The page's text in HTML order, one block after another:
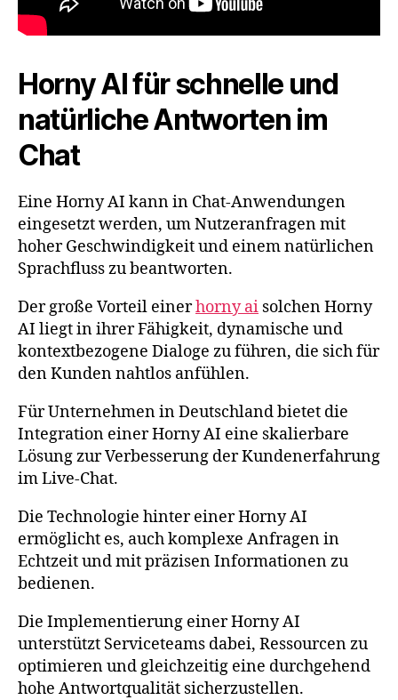
Horny AI für schnelle und
natürliche Antworten im
Chat
Eine Horny AI kann in Chat-Anwendungen
eingesetzt werden, um Nutzeranfragen mit
hoher Geschwindigkeit und einem natürlichen
Sprachfluss zu beantworten.
Der große Vorteil einerhorny ai solchen Horny
AI liegt in ihrer Fähigkeit, dynamische und
kontextbezogene Dialoge zu führen, die sich für
den Kunden nahtlos anfühlen.
Für Unternehmen in Deutschland bietet die
Integration einer Horny AI eine skalierbare
Lösung zur Verbesserung der Kundenerfahrung
im Live-Chat.
Die Technologie hinter einer Horny AI
ermöglicht es, auch komplexe Anfragen in
Echtzeit und mit präzisen Informationen zu
bedienen.
Die Implementierung einer Horny AI
unterstützt Serviceteams dabei, Ressourcen zu
optimieren und gleichzeitig eine durchgehend
hohe Antwortqualität sicherzustellen.